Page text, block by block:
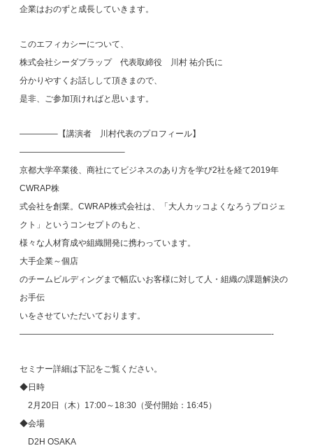
企業はおのずと成長していきます。
このエフィカシーについて、
株式会社シーダブラップ 代表取締役 川村 祐介氏に
分かりやすくお話しして頂きまので、
是非、ご参加頂ければと思います。
————–【講演者 川村代表のプロフィール】
————————————–
京都大学卒業後、商社にてビジネスのあり方を学び2社を経て2019年
CWRAP株
式会社を創業。CWRAP株式会社は、「大人カッコよくなろうプロジェ
クト」というコンセプトのもと、
様々な人材育成や組織開発に携わっています。
大手企業～個店
のチームビルディングまで幅広いお客様に対して人・組織の課題解決の
お手伝
いをさせていただいております。
——————————————————————————————-
セミナー詳細は下記をご覧ください。
◆日時
2月20日（木）17:00～18:30（受付開始：16:45）
◆会場
D2H OSAKA